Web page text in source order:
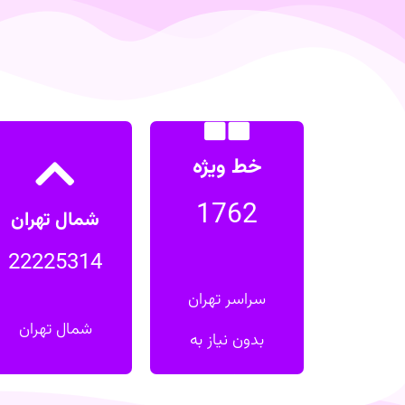
خط ویژه
1762
سراسر تهران
بدون نیاز به
کد
خط ویژه
1762
بدون نیاز به کد
تماس فوری
شمال تهران
22225314
شمال تهران
شمال تهران
22225314
دفتر شمال تهران